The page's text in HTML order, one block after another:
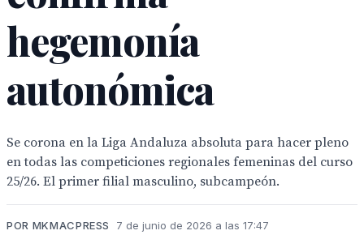
hegemonía
autonómica
Se corona en la Liga Andaluza absoluta para hacer pleno
en todas las competiciones regionales femeninas del curso
25/26. El primer filial masculino, subcampeón.
POR MKMACPRESS 7 de junio de 2026 a las 17:47